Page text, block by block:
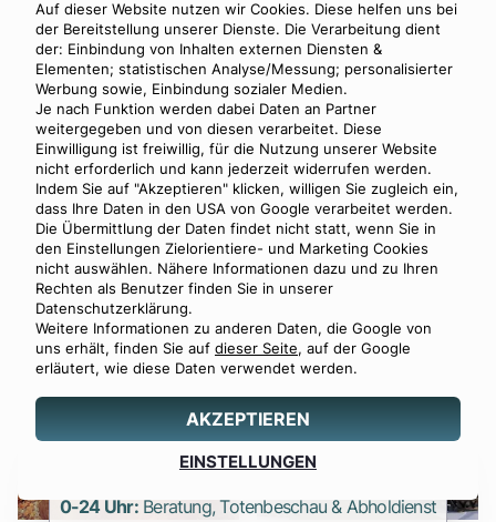
Auf dieser Website nutzen wir Cookies. Diese helfen uns bei
der Bereitstellung unserer Dienste. Die Verarbeitung dient
der: Einbindung von Inhalten externen Diensten &
Elementen; statistischen Analyse/Messung; personalisierter
Werbung sowie, Einbindung sozialer Medien.
Je nach Funktion werden dabei Daten an Partner
weitergegeben und von diesen verarbeitet. Diese
Einwilligung ist freiwillig, für die Nutzung unserer Website
nicht erforderlich und kann jederzeit widerrufen werden.
Indem Sie auf "Akzeptieren" klicken, willigen Sie zugleich ein,
dass Ihre Daten in den USA von Google verarbeitet werden.
Die Übermittlung der Daten findet nicht statt, wenn Sie in
den Einstellungen Zielorientiere- und Marketing Cookies
nicht auswählen. Nähere Informationen dazu und zu Ihren
Rechten als Benutzer finden Sie in unserer
Datenschutzerklärung.
Weitere Informationen zu anderen Daten, die Google von
uns erhält, finden Sie auf dieser Seite, auf der Google
erläutert, wie diese Daten verwendet werden.
AKZEPTIEREN
EINSTELLUNGEN
0800 88 44 04
erstellen
0-24 Uhr:Beratung, Totenbeschau & Abholdienst